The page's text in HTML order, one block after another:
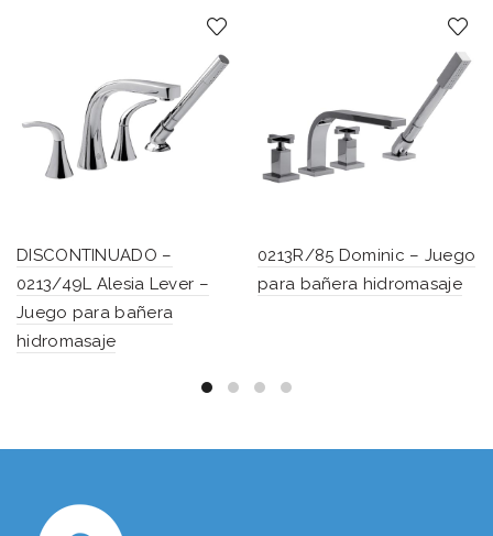
DISCONTINUADO –
0213/49L Alesia Lever –
Juego para bañera
hidromasaje
0213R/85 Dominic – Juego
para bañera hidromasaje